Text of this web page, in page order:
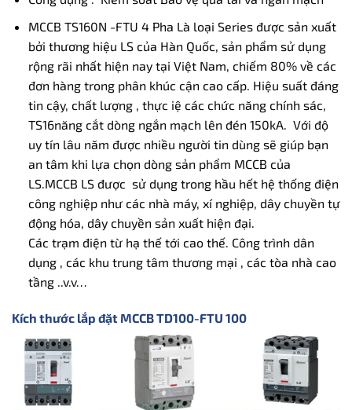
MCCB TS160N -FTU 4 Pha Là loại Series được sản xuất
bởi thương hiệu LS của Hàn Quốc, sản phẩm sử dụng
rộng rãi nhất hiện nay tại Việt Nam, chiếm 80% về các
đơn hàng trong phân khúc cận cao cấp. Hiệu suất đáng
tin cậy, chất lượng , thực iệ các chức năng chính sác,
TS16năng cắt dòng ngắn mạch lên đén 150kA. Với độ
uy tín lâu năm được nhiều người tin dùng sẽ giúp bạn
an tâm khi lựa chọn dòng sản phẩm MCCB của
LS.MCCB LS được sử dụng trong hầu hết hệ thống điện
công nghiệp như các nhà máy, xí nghiệp, dây chuyền tự
động hóa, dây chuyền sản xuất hiện đại.
Các trạm điện từ hạ thế tới cao thế. Công trình dân
dụng , các khu trung tâm thương mại , các tòa nhà cao
tầng ..v.v…
Kích thước lắp đặt MCCB TD100-FTU 100